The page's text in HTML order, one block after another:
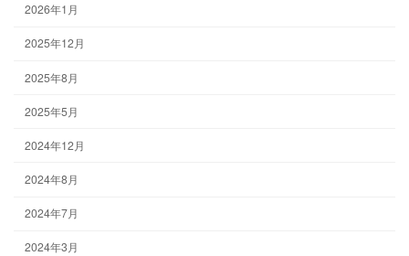
2026年1月
2025年12月
2025年8月
2025年5月
2024年12月
2024年8月
2024年7月
2024年3月